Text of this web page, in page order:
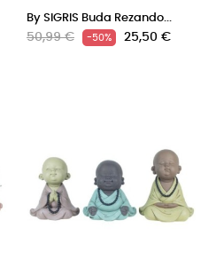
By SIGRIS Buda Rezando...
Precio
50,99 € -50% Precio
25,50 €